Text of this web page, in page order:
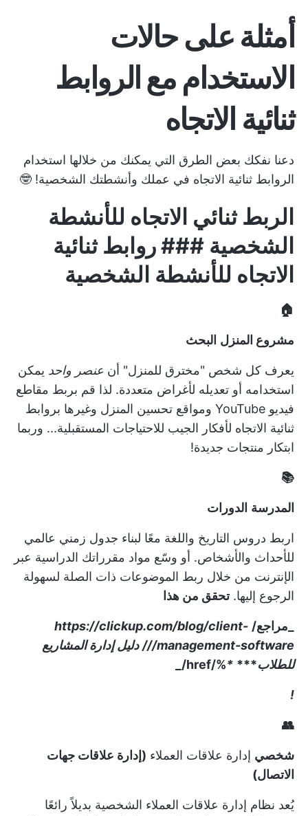
أمثلة على حالات
الاستخدام مع الروابط
ثنائية الاتجاه
دعنا نفكك بعض الطرق التي يمكنك من خلالها استخدام
الروابط ثنائية الاتجاه في عملك وأنشطتك الشخصية! 🤓
الربط ثنائي الاتجاه للأنشطة
الشخصية ### روابط ثنائية
الاتجاه للأنشطة الشخصية
🏠
مشروع المنزل البحث
يعرف كل شخص "مخترق للمنزل" أن عنصر واحد يمكن
استخدامه أو تعديله لأغراض متعددة. لذا قم بربط مقاطع
فيديو YouTube ومواقع تحسين المنزل وغيرها بروابط
ثنائية الاتجاه لأفكار الجيب للاحتياجات المستقبلية... وربما
ابتكار منتجات جديدة!
📚
المدرسة الدورات
اربط دروس التاريخ واللغة معًا لبناء جدول زمني عالمي
للأحداث والأشخاص. أو وسّع مواد مقرراتك الدراسية عبر
الإنترنت من خلال ربط الموضوعات ذات الصلة لسهولة
الرجوع إليها.تحقق من هذا
_مراجع/ https://clickup.com/blog/client-
management-software///
دليل إدارة المشاريع
للطلاب***
*
%/href/_
!
👥
شخصي إدارة علاقات العملاء (إدارة علاقات جهات
الاتصال)
يُعد نظام إدارة علاقات العملاء الشخصية بديلاً رائعًا